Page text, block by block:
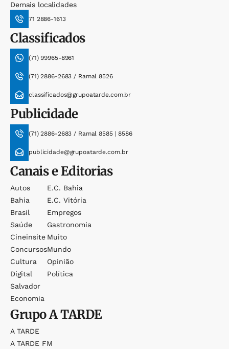
Demais localidades
71 2886-1613
Classificados
(71) 99965-8961
(71) 2886-2683 / Ramal 8526
classificados@grupoatarde.com.br
Publicidade
(71) 2886-2683 / Ramal 8585 | 8586
publicidade@grupoatarde.com.br
Canais e Editorias
Autos
Bahia
Brasil
Saúde
Cineinsite
Concursos
Cultura
Digital
Salvador
Economia
E.c. Bahia
E.c. Vitória
Empregos
Gastronomia
Muito
Mundo
Opinião
Política
GrupoA TARDE
A TARDE
A TARDE FM